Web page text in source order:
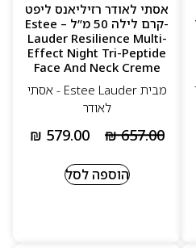
אסתי לאודר רזיליאנס ליפט
-קרם לילה 50 מ”ל – Estee
Lauder Resilience Multi-
Effect Night Tri-Peptide
Face And Neck Creme
מבית Estee Lauder - אסתי
לאודר
₪657.00
₪ 579.00
הוספה לסל